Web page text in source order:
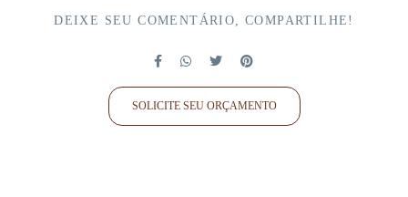
DEIXE SEU COMENTÁRIO, COMPARTILHE!
SOLICITE SEU ORÇAMENTO